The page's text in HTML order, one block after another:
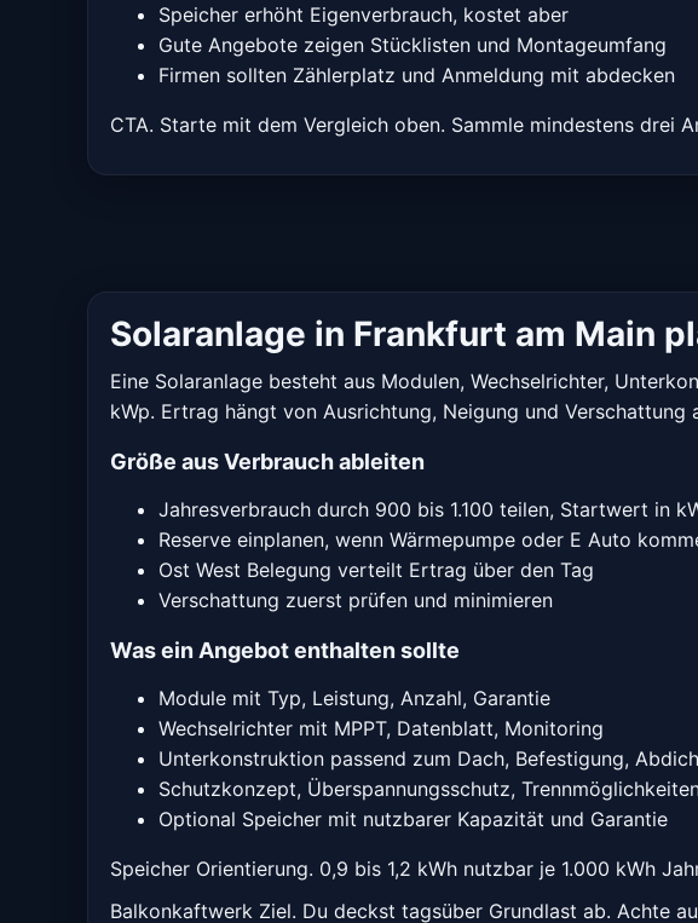
Speicher erhöht Eigenverbrauch, kostet aber
Gute Angebote zeigen Stücklisten und Montageumfang
Firmen sollten Zählerplatz und Anmeldung mit abdecken
CTA. Starte mit dem Vergleich oben. Sammle mindestens drei
Solaranlage in Frankfurt am Main
Eine Solaranlage besteht aus Modulen, Wechselrichter,
kWp. Ertrag hängt von Ausrichtung, Neigung und Verschattung
Größe aus Verbrauch ableiten
Jahresverbrauch durch 900 bis 1.100 teilen, Startwert in
Reserve einplanen, wenn Wärmepumpe oder E Auto
Ost West Belegung verteilt Ertrag über den Tag
Verschattung zuerst prüfen und minimieren
Was ein Angebot enthalten sollte
Module mit Typ, Leistung, Anzahl, Garantie
Wechselrichter mit MPPT, Datenblatt, Monitoring
Unterkonstruktion passend zum Dach, Befestigung,
Schutzkonzept, Überspannungsschutz,
Optional Speicher mit nutzbarer Kapazität und Garantie
Speicher Orientierung. 0,9 bis 1,2 kWh nutzbar je 1.000 kWh
Balkonkaftwerk Ziel. Du deckst tagsüber Grundlast ab. Achte